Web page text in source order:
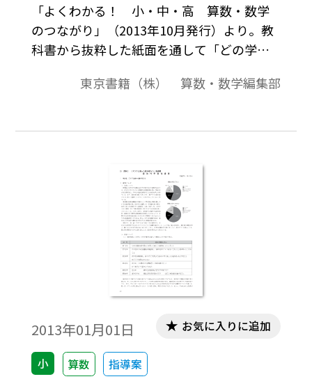
「よくわかる！ 小・中・高 算数・数学
のつながり」（2013年10月発行）より。教
科書から抜粋した紙面を通して「どの学年
いるか」が概観できるようになっておりま
説明，学習段階・学習内容の一覧，学習内
留意点（児童，生徒の実態，取り扱い上の
配慮）などで構成。
東京書籍（株） 算数・数学編集部
2013年01月01日
小 算数 指導案
お気に入りに追加